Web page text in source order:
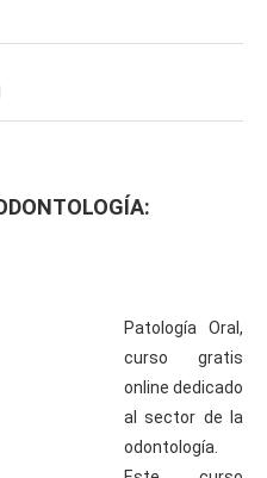
Patología Oral,
curso gratis
online dedicado
al sector de la
odontología.